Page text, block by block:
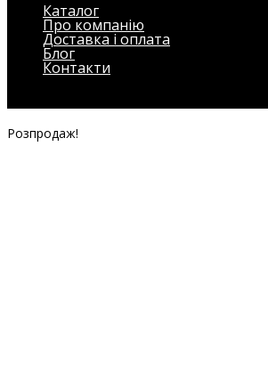
Каталог
Про компанію
Доставка і оплата
Блог
Контакти
Розпродаж!